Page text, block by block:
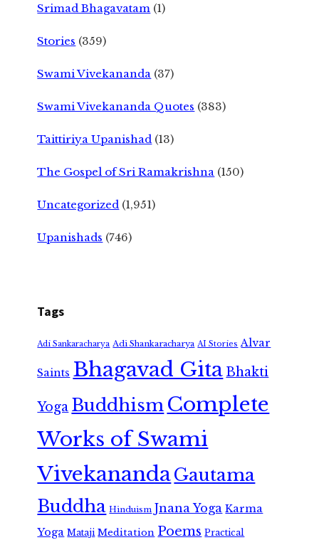
Srimad Bhagavatam (1)
Stories (359)
Swami Vivekananda (37)
Swami Vivekananda Quotes (383)
Taittiriya Upanishad (13)
The Gospel of Sri Ramakrishna (150)
Uncategorized (1,951)
Upanishads (746)
Tags
Adi Sankaracharya Adi Shankaracharya AI Stories Alvar
Saints Bhagavad GitaBhakti
Yoga Buddhism Complete
Works of Swami
VivekanandaGautama
Buddha Hinduism Jnana Yoga Karma
Yoga Mataji Meditation Poems Practical